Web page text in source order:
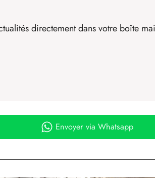
directement dans votre boîte
Envoyervia Whatsapp